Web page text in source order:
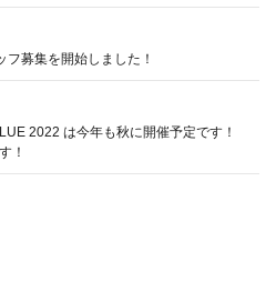
募集を開始しました！
2022 は今年も秋に開催予定です！
！